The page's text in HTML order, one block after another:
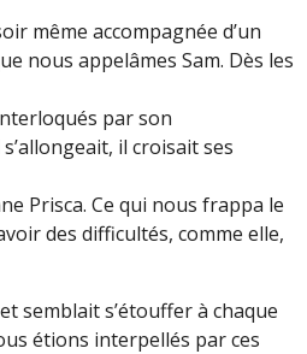
même accompagnée d’un
nous appelâmes Sam. Dès les
par son
il croisait ses
Prisca. Ce qui nous frappa le
des difficultés, comme elle,
semblait s’étouffer à chaque
étions interpellés par ces